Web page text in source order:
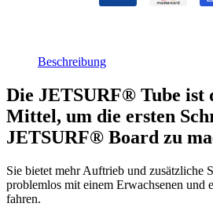
Beschreibung
Die JETSURF® Tube ist
Mittel, um die ersten
JETSURF® Board zu
Sie bietet mehr Auftrieb und zusätzliche
problemlos mit einem Erwachsenen und
fahren.